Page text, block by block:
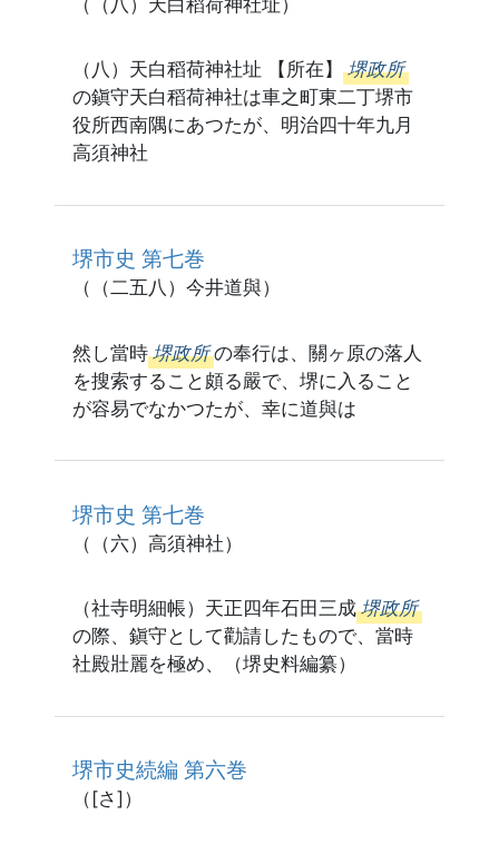
（八）天白稻荷神社址 【所在】 堺政所
の鎭守天白稻荷神社は車之町東二丁堺市
役所西南隅にあつたが、明治四十年九月
高須神社
堺市史 第七巻
（（二五八）今井道與）
然し當時 堺政所 の奉行は、關ヶ原の落人
を搜索すること頗る嚴で、堺に入ること
が容易でなかつたが、幸に道與は
堺市史 第七巻
（（六）高須神社）
（社寺明細帳）天正四年石田三成 堺政所
の際、鎭守として勸請したもので、當時
社殿壯麗を極め、（堺史料編纂）
堺市史続編 第六巻
（[さ]）